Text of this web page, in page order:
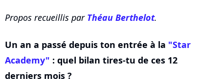
Propos recueillis par Théau Berthelot.
Un an a passé depuis ton entrée à la "Star
Academy" : quel bilan tires-tu de ces 12
derniers mois ?